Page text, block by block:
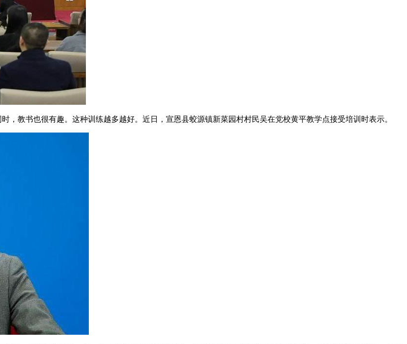
，教书也很有趣。这种训练越多越好。近日，宣恩县蛟源镇新菜园村村民吴在党校黄平教学点接受培训时表示。